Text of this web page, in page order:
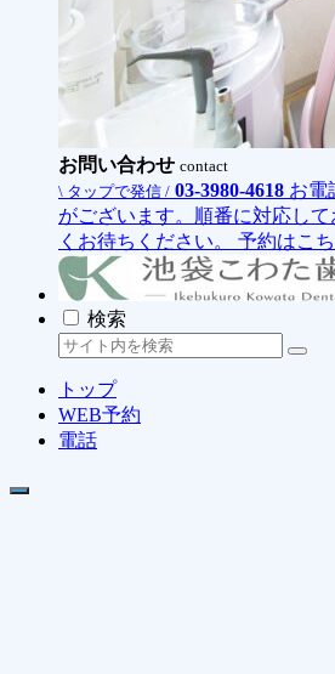
お問い合わせ contact
\ タップで発信 / 03-3980-4618 お電
がございます。順番に対応し
くお待ちください。
予約はこ
検索
トップ
WEB予約
電話